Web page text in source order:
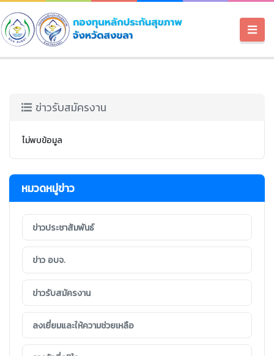
ข่าวรับสมัครงาน
ไม่พบข้อมูล
หมวดหมู่ข่าว
ข่าวประชาสัมพันธ์
ข่าว อบจ.
ข่าวรับสมัครงาน
ลงเยี่ยมและให้ความช่วยเหลือ